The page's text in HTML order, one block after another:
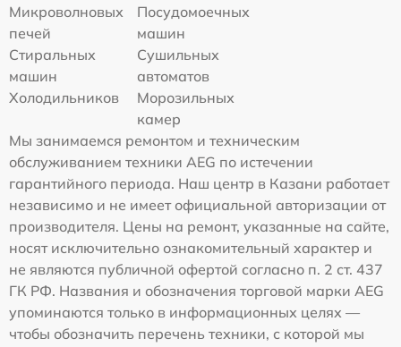
Микроволновых
печей
Посудомоечных
машин
Стиральных
машин
Сушильных
автоматов
Холодильников
Морозильных
камер
Мы занимаемся ремонтом и техническим
обслуживанием техники AEG по истечении
гарантийного периода. Наш центр в Казани работает
независимо и не имеет официальной авторизации от
производителя. Цены на ремонт, указанные на сайте,
носят исключительно ознакомительный характер и
не являются публичной офертой согласно п. 2 ст. 437
ГК РФ. Названия и обозначения торговой марки AEG
упоминаются только в информационных целях —
чтобы обозначить перечень техники, с которой мы